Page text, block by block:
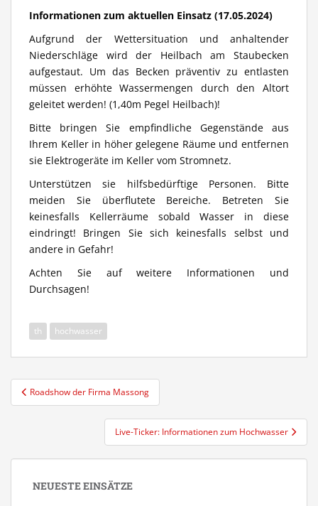
Informationen zum aktuellen Einsatz (17.05.2024)
Aufgrund der Wettersituation und anhaltender
Niederschläge wird der Heilbach am Staubecken
aufgestaut. Um das Becken präventiv zu entlasten
müssen erhöhte Wassermengen durch den Altort
geleitet werden! (1,40m Pegel Heilbach)!
Bitte bringen Sie empfindliche Gegenstände aus
Ihrem Keller in höher gelegene Räume und entfernen
sie Elektrogeräte im Keller vom Stromnetz.
Unterstützen sie hilfsbedürftige Personen. Bitte
meiden Sie überflutete Bereiche. Betreten Sie
keinesfalls Kellerräume sobald Wasser in diese
eindringt! Bringen Sie sich keinesfalls selbst und
andere in Gefahr!
Achten Sie auf weitere Informationen und
Durchsagen!
th hochwasser
Beitragsnavigation
Roadshow der Firma Massong
Live-Ticker: Informationen zum Hochwasser
NEUESTE EINSÄTZE